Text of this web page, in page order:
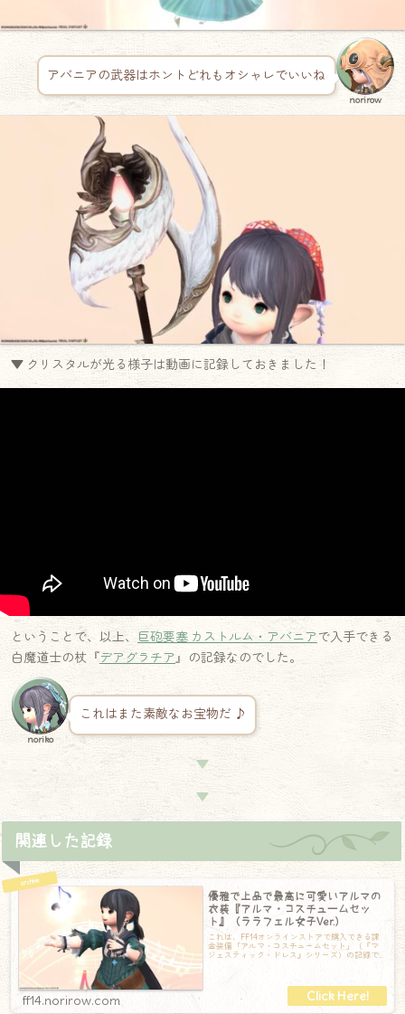
アバニアの武器はホントどれもオシャレでいいね
norirow
▼ クリスタルが光る様子は動画に記録しておきました！
ということで、以上、 巨砲要塞 カストルム・アバニアで入手できる
白魔道士の杖『デアグラチア』の記録なのでした。
noriko
これはまた素敵なお宝物だ ♪
▼
▼
関連した記録
優雅で上品で最高に可愛いアルマの
衣装『アルマ・コスチュームセッ
ト』（ララフェル女子Ver.）
これは、FF14オンラインストアで購入できる課
金装備「アルマ・コスチュームセット」（『マ
ジェスティック・ドレス』シリーズ）の記録で
ff14.norirow.com